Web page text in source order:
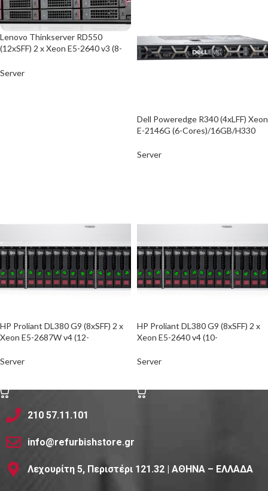
Lenovo Thinkserver RD550
(12xSFF) 2 x Xeon E5-2640 v3 (8-
Server
Dell Poweredge R340 (4xLFF) Xeon
E-2146G (6-Cores)/16GB/H330
Server
HP Proliant DL380 G9 (8xSFF) 2 x
Xeon E5-2687W v4 (12-
o Rails
Server
HP Proliant DL380 G9 (8xSFF) 2 x
Xeon E5-2640 v4 (10-
o Rails
Server
210 57.11.101
info@refurbishstore.gr
Λεχουρίτη 5, Περιστέρι 121.32 | ΑΘΗΝΑ – ΕΛΛΑΔΑ